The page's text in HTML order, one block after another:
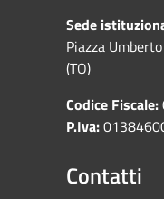
Sede
Piazza
(TO)
Codice Fiscale:
P.Iva:
Contatti